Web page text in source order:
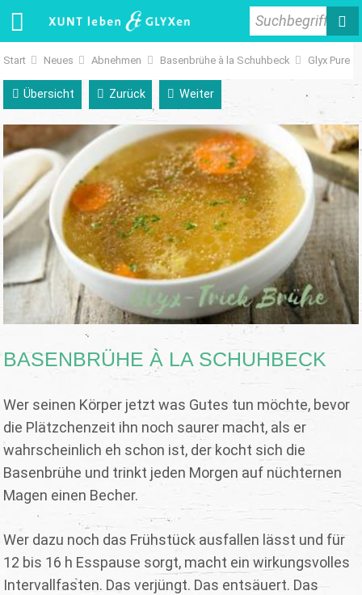
Suchbegriff
Start Neues Abnehmen Basenbrühe à la Schuhbeck Glyx Pure
Übersicht Zurück Weiter
BASENBRÜHE À LA SCHUHBECK
Wer seinen Körper jetzt was Gutes tun möchte, bevor
die Plätzchenzeit ihn noch saurer macht, als er
wahrscheinlich eh schon ist, der kocht sich die
Basenbrühe und trinkt jeden Morgen auf nüchternen
Magen einen Becher.
Wer dazu noch das Frühstück ausfallen lässt und für
12 bis 16 h Esspause sorgt, macht ein wirkungsvolles
Intervallfasten. Das verjüngt. Das entsäuert. Das